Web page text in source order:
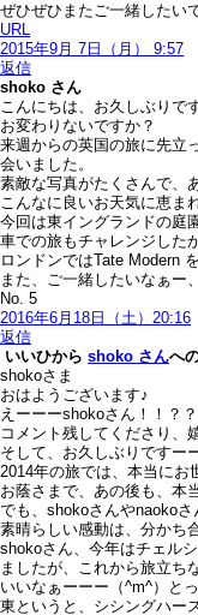
ぜひぜひまたご一緒したい
URL
2015年9月 7日（月） 9:57
返信
shoko さん
こんにちは、お久しぶりで
お変わりないですか？
来週からの英国の旅に先立
会いました。
素敵な写真がたくさんで、
こんなに良いお天気に恵ま
今回は東イングランドの庭
車での旅もチャレンジした
ロンドンではTate Modern
また、ご一緒したいなぁー
No. 5
2016年6月18日（土）20:16
返信
いいひから shoko さんへ
shokoさま
おはようございます♪
えーーーshokoさん！！？？
コメント残してくださり
そして、お久しぶりですー
2014年の旅では、本当にお
お蔭さまで、あの後も、本
でも、shokoさんやnaoko
素晴らしい感動は、分かち
shokoさん、今年はチェル
ましたが、これから旅立ち
いいなぁーーー（^m^）と
東というと、シシングハー